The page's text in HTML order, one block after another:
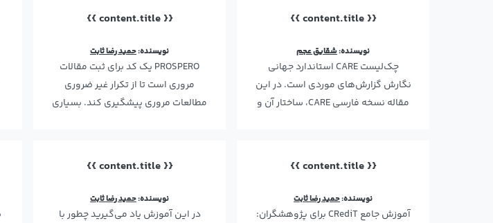
{{ content.title }}
نویسنده:شقایق عجم
چک‌لیست CARE استاندارد جهانی
نگارش گزارش‌های موردی است. در این
مقاله نسخه فارسی CARE، ساختار آن و
{{ content.title }}
نویسنده:حمید رضا ثابت
PROSPERO یک کد برای ثبت مقالات
مروری است تا از تکرار غیر ضروری
مطالعات مروری پیشگیری کند. بسیاری
{{ content.title }}
نویسنده:حمید رضا ثابت
آموزش جامع CRediT برای پژوهشگران:
{{ content.title }}
نویسنده:حمید رضا ثابت
در این آموزش یاد می‌گیرید چطور با